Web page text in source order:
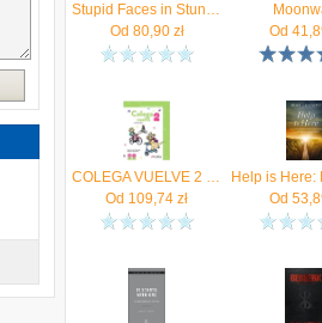
Stupid Faces in Stunning Paintings
Od 80,90zł
Od
COLEGA VUELVE 2 PACK ALUMNO + EJERCICIOS + LAMINAS
Od 109,74 zł
Od